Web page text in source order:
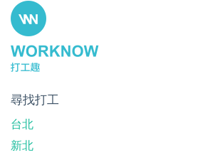
尋找打工
台北
新北